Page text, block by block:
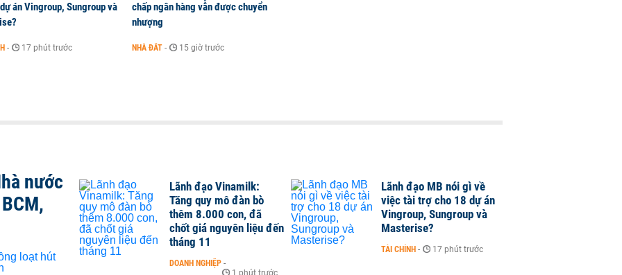
án Vingroup, Sungroup và
- 17 phút trước
chấp ngân hàng vẫn được chuyển
nhượng
NHÀ ĐẤT - 15 giờ trước
nước
Lãnh đạo Vinamilk:
Tăng quy mô đàn bò
thêm 8.000 con, đã
chốt giá nguyên liệu đến
tháng 11
DOANH NGHIỆP -
1 phút trước
Lãnh đạo MB nói gì về
việc tài trợ cho 18 dự án
Vingroup, Sungroup và
Masterise?
TÀI CHÍNH - 17 phút trước